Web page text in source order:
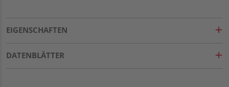
EIGENSCHAFTEN
DATENBLÄTTER